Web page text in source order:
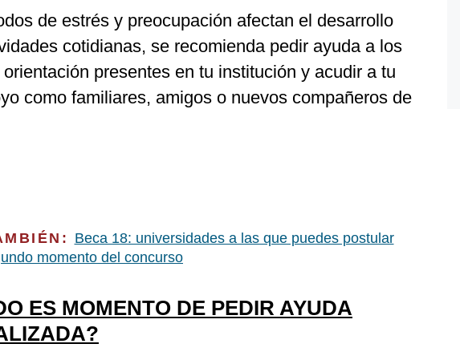
de estrés y preocupación afectan el desarrollo
cotidianas, se recomienda pedir ayuda a los
presentes en tu institución y acudir a tu
como familiares, amigos o nuevos compañeros de
Beca 18: universidades a las que puedes postular
momento del concurso
ES MOMENTO DE PEDIR AYUDA